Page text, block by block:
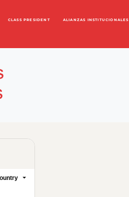
CLASS PRESIDENT ALIANZAS INSTITUCIONALES